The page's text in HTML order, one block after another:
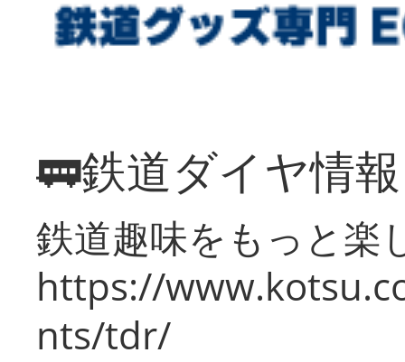
🚃鉄道ダイヤ情
鉄道趣味をもっと楽
https://
nts/tdr/